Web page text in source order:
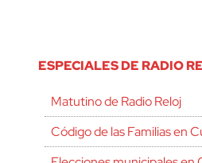
ESPECIALES DE RADIO
Matutino de Radio Reloj
Código de las Familias en